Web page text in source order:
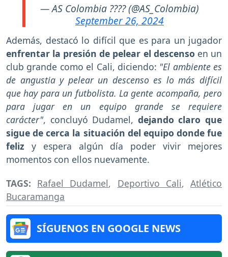
— AS Colombia ???? (@AS_Colombia)
September 26, 2024
Además, destacó lo difícil que es para un jugador
enfrentar la presión de pelear el descenso en un
club grande como el Cali, diciendo: "El ambiente es
de angustia y pelear un descenso es lo más difícil
que hay para un futbolista. La gente acompaña, pero
para jugar en un equipo grande se requiere
carácter", concluyó Dudamel, dejando claro que
sigue de cerca la situación del equipo donde fue
feliz y espera algún día poder vivir mejores
momentos con ellos nuevamente.
TAGS: Rafael Dudamel, Deportivo Cali,Atlético
Bucaramanga
SÍGUENOS EN GOOGLE NEWS